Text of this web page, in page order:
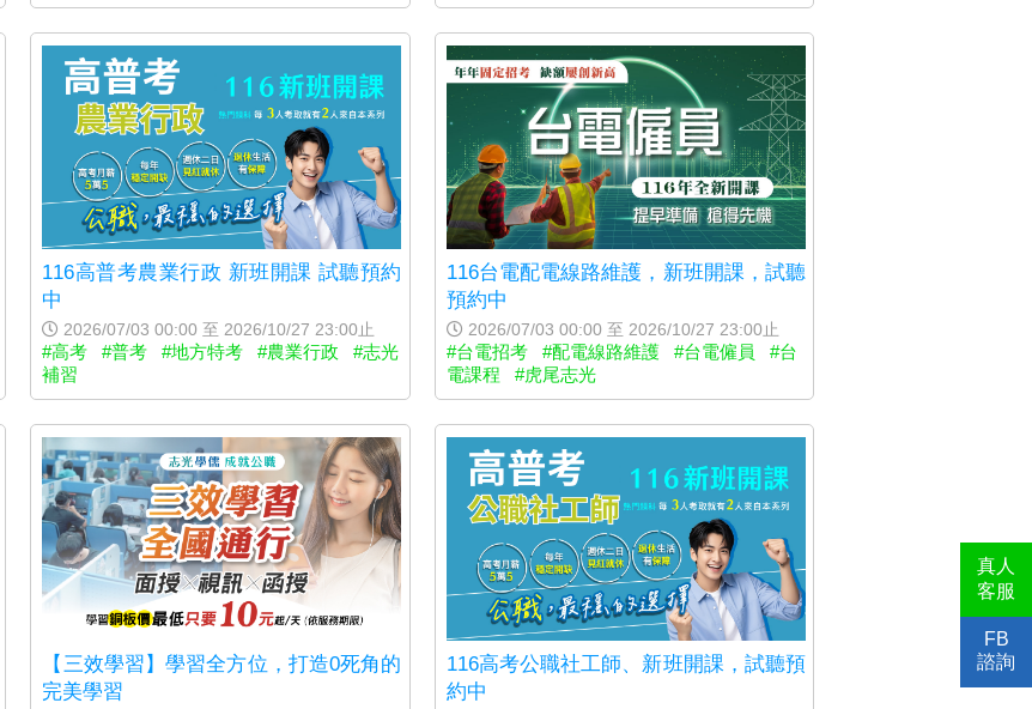
真人
客服
FB
諮詢
116高普考農業行政 新班開課 試聽預約
中
2026/07/03 00:00 至 2026/10/27 23:00止
#高考 #普考 #地方特考 #農業行政
#志光
補習
116台電配電線路維護，新班開課，試聽
預約中
2026/07/03 00:00 至 2026/10/27 23:00止
#台電招考 #配電線路維護 #台電僱員
#台
電課程
#虎尾志光
【三效學習】學習全方位，打造0死角的
完美學習
116高考公職社工師、新班開課，試聽預
約中